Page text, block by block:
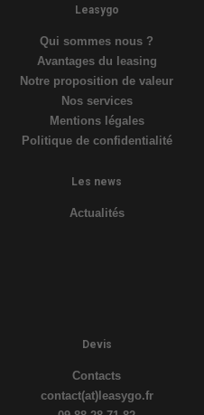
Leasygo
Qui sommes nous ?
Avantages du leasing
Notre proposition de valeur
Nos services
Mentions légales
Politique de confidentialité
Les news
Actualités
Devis
Contacts
contact(at)leasygo.fr